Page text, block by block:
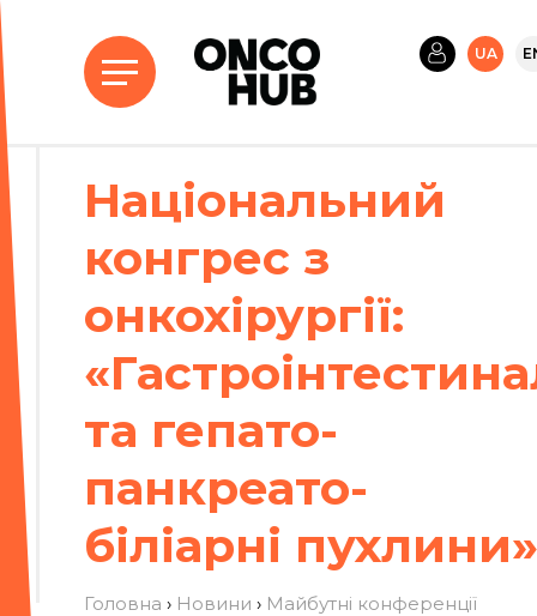
UA
Національний
конгрес з
онкохірургії:
та гепато-
панкреато-
біліарні пухлини»
Головна › Новини › Майбутні конференції